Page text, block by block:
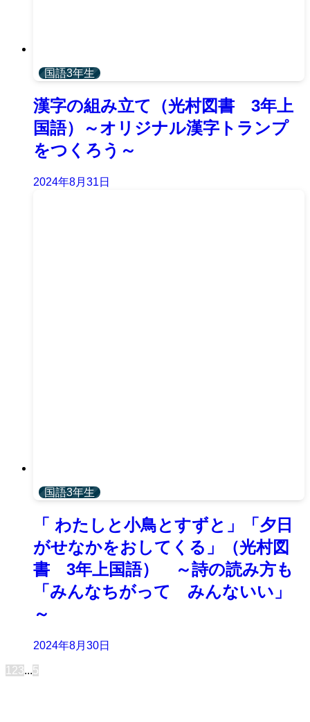
国語3年生
漢字の組み立て（光村図書 3年上
国語）～オリジナル漢字トランプ
をつくろう～
2024年8月31日
国語3年生
「 わたしと小鳥とすずと」「夕日
がせなかをおしてくる」（光村図
書 3年上国語） ～詩の読み方も
「みんなちがって みんないい」
～
2024年8月30日
1 23...5